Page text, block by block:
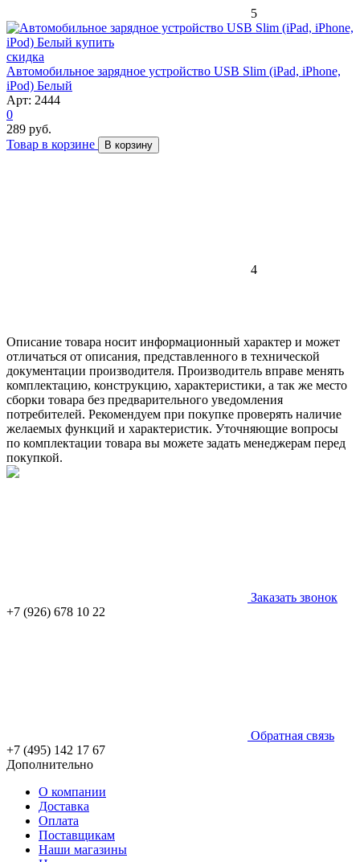
5
скидка
Автомобильное зарядное устройство USB Slim (iPad, iPhone,
iPod) Белый
Арт: 2444
0
289 руб.
Товар в корзине
В корзину
4
Описание товара носит информационный характер и может
отличаться от описания, представленного в технической
документации производителя. Производитель вправе менять
комплектацию, конструкцию, характеристики, а так же место
сборки товара без предварительного уведомления
потребителей. Рекомендуем при покупке проверять наличие
желаемых функций и характеристик. Уточняющие вопросы
по комплектации товара вы можете задать менеджерам перед
покупкой.
Заказать звонок
+7 (926) 678 10 22
Обратная связь
+7 (495) 142 17 67
Дополнительно
О компании
Доставка
Оплата
Поставщикам
Наши магазины